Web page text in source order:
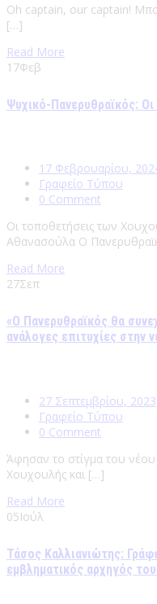
Oh captain, our captain!
[…]
Read More
17Φεβ
Ψυχικό-Πανερυθραϊκός:
17 Φεβρουαρίου,
Γραφείο Τύπου
0 Comment
Οι τοποθετήσεις των
Αθανασούλα Ο
Read More
27Σεπ
«Ο Πανερυθραϊκός θα
ανάλογες επιτυχίες στην
27 Σεπτεμβρίου, 2023
Γραφείο Τύπου
0 Comment
Άφησαν το στίγμα του
Χουχουλής και […]
Read More
05Ιούλ
Τάσος Καλλιανιώτης:
εμβληματικός αρχηγός